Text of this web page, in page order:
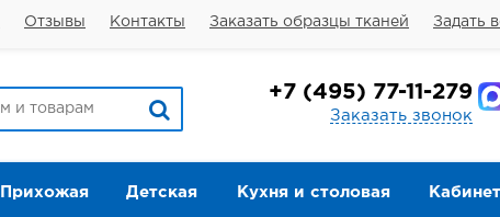
Отзывы Контакты Заказать образцы тканей Задать
+7 (495) 77-11-279
Заказать звонок
Прихожая Детская Кухня и столовая Кабинет